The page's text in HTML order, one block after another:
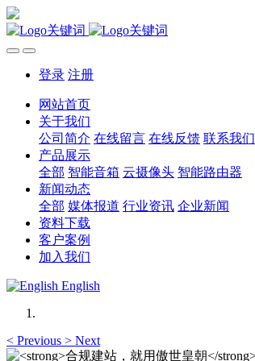
登录 注册
网站首页
关于我们
公司简介 在线留言 在线反馈 联系我们
产品展示
全部 智能音箱 云摄像头 智能路由器
新闻动态
全部 媒体报道 行业资讯 企业新闻
资料下载
客户案例
加入我们
English
< Previous > Next